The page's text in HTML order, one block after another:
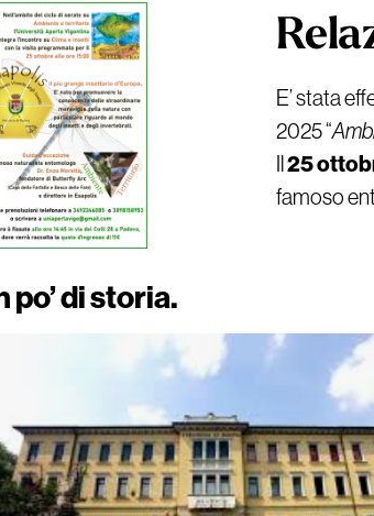
E’ stata
2025 “
25
famoso
po’ di storia.